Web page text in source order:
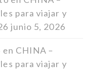
para viajar y
junio 5, 2026
CHINA –
para viajar y